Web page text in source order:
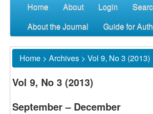
Home About Login
About the Journal
Guide for
Home > Archives > Vol 9, No 3 (2013)
Vol 9, No 3 (2013)
September – December